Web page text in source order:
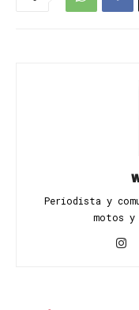
Periodista y
motos y